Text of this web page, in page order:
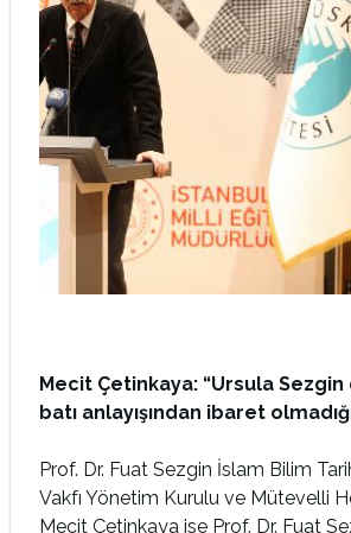
Mecit Çetinkaya: “Ursula Sezgin
batı anlayışından ibaret
Prof. Dr. Fuat Sezgin İslam Bilim
Vakfı Yönetim Kurulu ve Mütevelli
Mecit Çetinkaya ise Prof. Dr. Fuat